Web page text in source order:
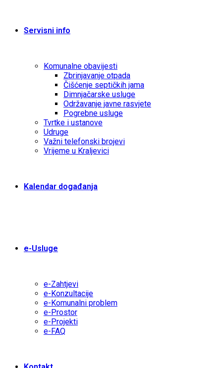
Servisni info
Komunalne obavijesti
Zbrinjavanje otpada
Čišćenje septičkih jama
Dimnjačarske usluge
Održavanje javne rasvjete
Pogrebne usluge
Tvrtke i ustanove
Udruge
Važni telefonski brojevi
Vrijeme u Kraljevici
Kalendar događanja
e-Usluge
e-Zahtjevi
e-Konzultacije
e-Komunalni problem
e-Prostor
e-Projekti
e-FAQ